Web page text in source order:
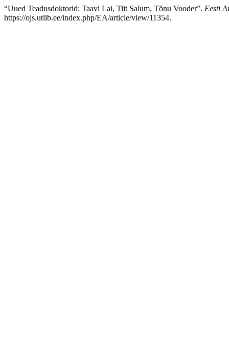
“Uued Teadusdoktorid: Taavi Lai, Tiit Salum, Tõnu Vooder”. Eesti
https://ojs.utlib.ee/index.php/EA/article/view/11354.